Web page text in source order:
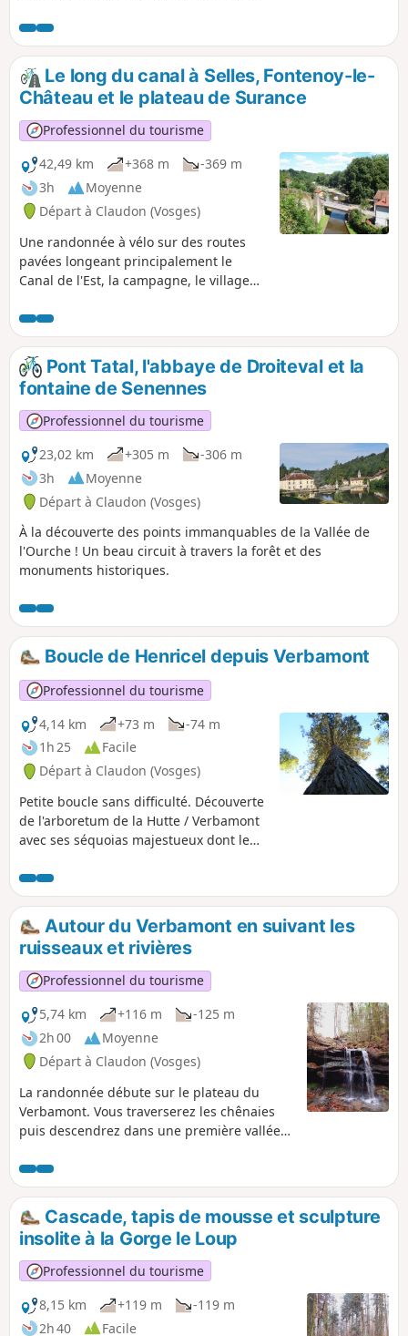
Hutte mais il est également possible au
Musée de la Résidence.
Le long du canal à Selles, Fontenoy-le-
Château et le plateau de Surance
Professionnel du tourisme
42,49 km
+368 m
-369 m
3h
Moyenne
Départ à Claudon (Vosges)
Une randonnée à vélo sur des routes
pavées longeant principalement le
Canal de l'Est, la campagne, le village
forêt. Itinéraire varié et pittoresque,
chemins faciles avec dénivelés modérés.
Pont Tatal, l'abbaye de Droiteval et la
fontaine de Senennes
Professionnel du tourisme
23,02 km
+305 m
-306 m
3h
Moyenne
Départ à Claudon (Vosges)
À la découverte des points immanquables de la Vallée de
l'Ourche ! Un beau circuit à travers la forêt et des
monuments historiques.
Boucle de Henricel depuis Verbamont
Professionnel du tourisme
4,14 km
+73 m
-74 m
1h 25
Facile
Départ à Claudon (Vosges)
Petite boucle sans difficulté. Découverte
de l'arboretum de la Hutte / Verbamont
avec ses séquoias majestueux dont le
Arboretum d'essences nord-américaines
créé il y a 150 ans.
Autour du Verbamont en suivant les
ruisseaux et rivières
Professionnel du tourisme
5,74 km
+116 m
-125 m
2h 00
Moyenne
Départ à Claudon (Vosges)
La randonnée débute sur le plateau du
Verbamont. Vous traverserez les chênaies
puis descendrez dans une première vallée
petites cascades et un paysage de mousses
verte. Découverte d'un bel étang à
Senennes, puis votre parcours se poursuit
surplombant la rivière Ourche toujours sur
des petits sentiers forestiers. La majeure
partie de cette boucle se fait sur des
chemins forestiers, parfois difficiles d'accès,
et hors des sentiers. Il est fortement
conseillé de se munir de l'application
Cascade, tapis de mousse et sculpture
insolite à la Gorge le Loup
Professionnel du tourisme
8,15 km
+119 m
-119 m
2h 40
Facile